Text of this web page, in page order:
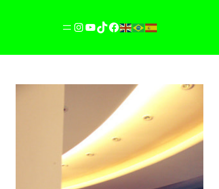
Instagram
YouTube
TikTok
Facebook